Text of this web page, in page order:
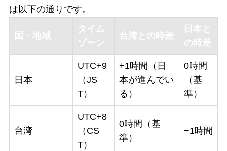
は以下の通りです。
国・地域
タイム
ゾーン
台湾との時差
日本と
の時差
日本
UTC+9
（JS
T）
+1時間（日
本が進んでい
る）
0時間
（基
準）
台湾
UTC+8
（CS
T）
0時間（基
準）
−1時間